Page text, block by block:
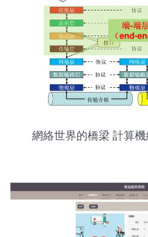
網絡世界的橋梁 計算